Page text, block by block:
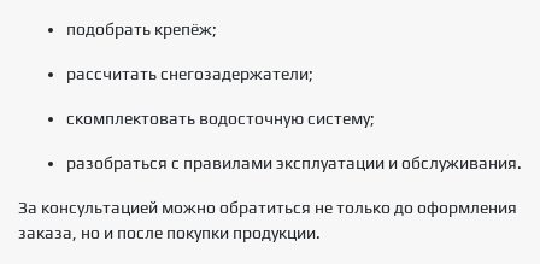
подобрать крепёж;
рассчитать снегозадержатели;
скомплектовать водосточную систему;
разобраться с правилами эксплуатации и обслуживания.
За консультацией можно обратиться не только до оформления
заказа, но и после покупки продукции.